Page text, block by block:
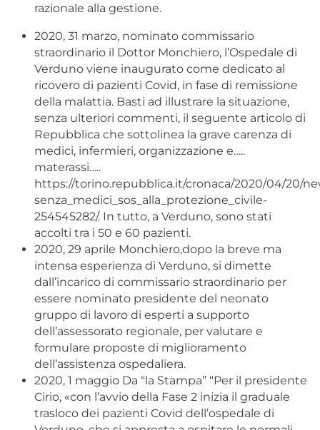
razionale alla gestione.
2020, 31 marzo, nominato commissario
straordinario il Dottor Monchiero, l’Ospedale di
Verduno viene inaugurato come dedicato al
ricovero di pazienti Covid, in fase di remissione
della malattia. Basti ad illustrare la situazione,
senza ulteriori commenti, il seguente articolo di
Repubblica che sottolinea la grave carenza di
medici, infermieri, organizzazione e…..
materassi…..
https://torino.repubblica.it/cronaca/2020/04/20/
senza_medici_sos_alla_protezione_civile-
254545282/. In tutto, a Verduno, sono stati
accolti tra i 50 e 60 pazienti.
2020, 29 aprile Monchiero,dopo la breve ma
intensa esperienza di Verduno, si dimette
dall’incarico di commissario straordinario per
essere nominato presidente del neonato
gruppo di lavoro di esperti a supporto
dell’assessorato regionale, per valutare e
formulare proposte di miglioramento
dell’assistenza ospedaliera.
2020, 1 maggio Da “la Stampa” “Per il presidente
Cirio, «con l’avvio della Fase 2 inizia il graduale
trasloco dei pazienti Covid dell’ospedale di